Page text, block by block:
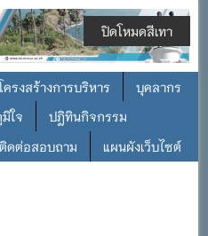
ครงสร้างการบริหาร
บุคลากร
ใจ
ปฎิทินกิจกรรม
ดต่อสอบถาม แผนผังเว็บไซต์
ปิดโหมดสีเทา